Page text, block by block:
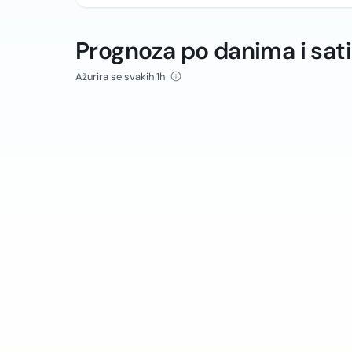
Prognoza po danima i
Ažurira se svakih 1h